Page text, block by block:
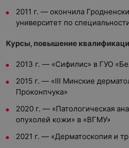
2011 г. — окончила
университет по
Курсы, повышение
2013 г. — «Сифилис» в ГУО
2015 г. — «III Минские
Проконпчука»
2020 г. — «Патологическая
опухолей кожи» в «ВГМУ»
2021 г. — «Дерматоскопия и